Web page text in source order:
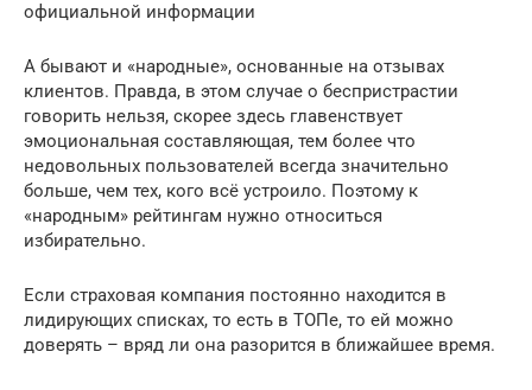
официальной информации
А бывают и «народные», основанные на отзывах
клиентов. Правда, в этом случае о беспристрастии
говорить нельзя, скорее здесь главенствует
эмоциональная составляющая, тем более что
недовольных пользователей всегда значительно
больше, чем тех, кого всё устроило. Поэтому к
«народным» рейтингам нужно относиться
избирательно.
Если страховая компания постоянно находится в
лидирующих списках, то есть в ТОПе, то ей можно
доверять – вряд ли она разорится в ближайшее время.